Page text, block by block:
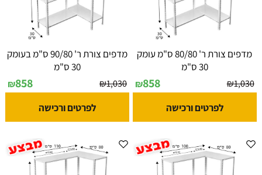
מדפים צורת ר' 80/80 ס"מ עומק
30 ס"מ
₪1,030
₪858
לפרטים ורכישה
מדפים צורת ר' 90/80 ס"מ בעומק
30 ס"מ
₪1,030
₪858
לפרטים ורכישה